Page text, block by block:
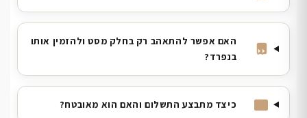
האם אפשר להתאהב רק בחלק מסט ולהזמין אותו
בנפרד?
כיצד מתבצע התשלום והאם הוא מאובטח?